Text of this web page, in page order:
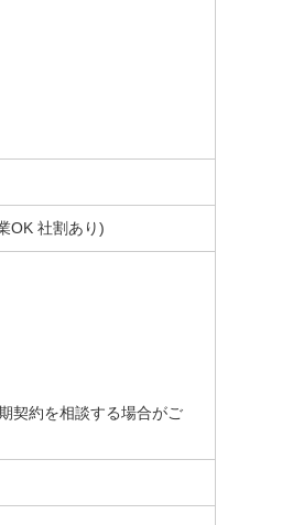
OK 社割あり)
契約を相談する場合がご